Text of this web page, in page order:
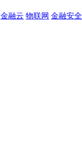
金融云 物联网 金融安全